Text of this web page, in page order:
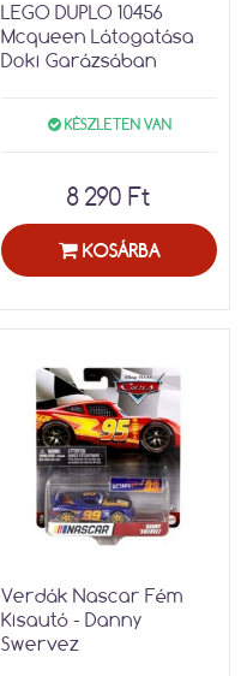
LEGO DUPLO 10456
Mcqueen Látogatása
Doki Garázsában
KÉSZLETEN VAN
8 290 Ft
KOSÁRBA
Verdák Nascar Fém
Kisautó - Danny
Swervez